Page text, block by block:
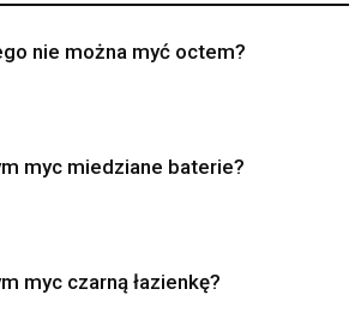
nie można myć octem?
myc miedziane baterie?
myc czarną łazienkę?